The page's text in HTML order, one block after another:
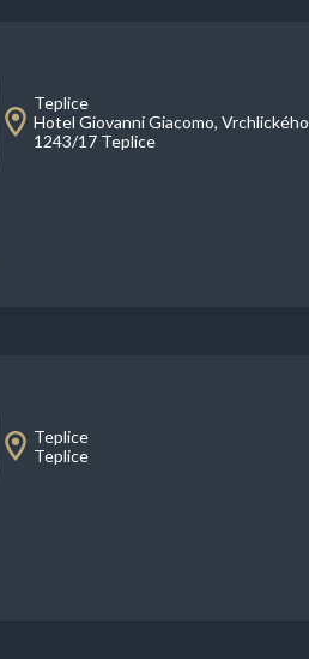
Teplice
Hotel Giovanni Giacomo, Vrchlického
1243/17 Teplice
Teplice
Teplice